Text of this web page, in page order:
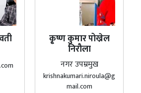
कृ्ष्ण कुमार पोख्रेल
निरौला
नगर उपम्रमुख
krishnakumari.niroula@g
mail.com